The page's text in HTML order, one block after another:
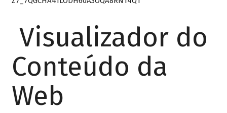
Visualizador do
Conteúdo da
Web